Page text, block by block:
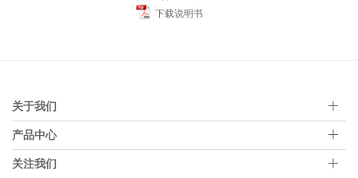
下载说明书
关于我们
产品中心
关注我们